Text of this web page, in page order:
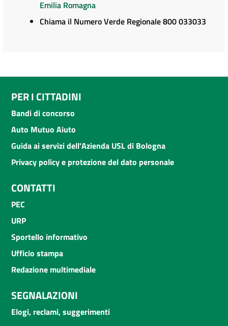
Emilia Romagna
Chiama il Numero Verde Regionale 800 033033
PER I CITTADINI
Bandi di concorso
Auto Mutuo Aiuto
Guida ai servizi dell'Azienda USL di Bologna
Privacy policy e protezione del dato personale
CONTATTI
PEC
URP
Sportello informativo
Ufficio stampa
Redazione multimediale
SEGNALAZIONI
Elogi, reclami, suggerimenti